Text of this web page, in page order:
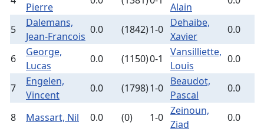
Pierre
Alain
5
Dalemans,
Jean-Francois
0.0 (1842)1-0
Dehaibe,
Xavier
0.0
6
George,
Lucas
0.0 (1150)0-1
Vansilliette,
Louis
0.0
7
Engelen,
Vincent
0.0 (1798)1-0
Beaudot,
Pascal
0.0
8 Massart, Nil 0.0 (0) 1-0
Zeinoun,
Ziad
0.0